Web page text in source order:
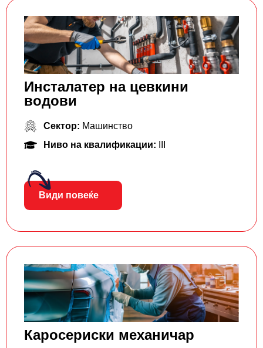
Инсталатер на цевкини
водови
Сектор: Машинство
Ниво на квалификации:
Види повеќе
Каросериски механичар